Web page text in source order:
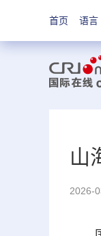
首页 语言
山
2026-